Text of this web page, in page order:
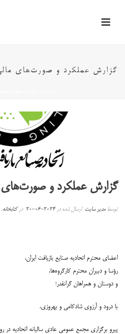
گزارش عملکرد و صورت‌های مالی
گزارش عملکرد و صورت‌های
توسطمدیر سایت ارسال شده در2024-06-20 درکتابخانه,
اعضای محترم اتحادیه صنایع بازیافت ایران،
رؤسا و دبیران محترم کارگروه‌ها،
و دوستان و همراهان گرانقدر؛
با درود و آرزوی شادکامی و بهروزی،